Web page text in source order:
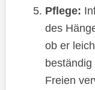
Pflege:
des
ob er
Freien